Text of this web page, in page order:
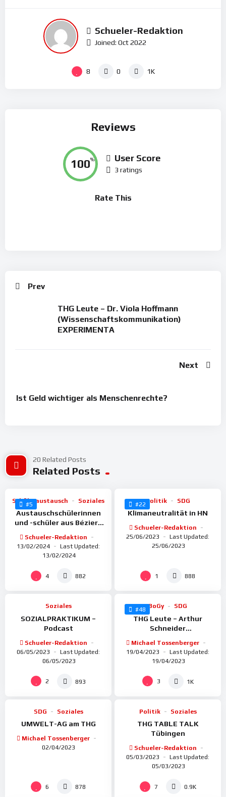
Schueler-Redaktion
Joined: Oct 2022
8 0 1K
Reviews
100% User Score
3 ratings
Rate This
Prev
THG Leute – Dr. Viola Hoffmann
(Wissenschaftskommunikation)
EXPERIMENTA
Next
Ist Geld wichtiger als Menschenrechte?
20 Related Posts
Related Posts
#5
Schüleraustausch Soziales
Austauschschülerinnen
und -schüler aus Béziers
Schueler-Redaktion
13/02/2024
Last Updated:
13/02/2024
4 882
#22Politik SDG
Klimaneutralität in HN
Schueler-Redaktion
25/06/2023
Last Updated:
25/06/2023
1 888
%
Soziales
SOZIALPRAKTIKUM –
Podcast
Schueler-Redaktion
06/05/2023
Last Updated:
06/05/2023
2 893
#48
%
BoGy SDG
THG Leute – Arthur
Schneider
BECHTLE AG
Michael Tossenberger
19/04/2023
Last Updated:
19/04/2023
3 1K
SDG Soziales
UMWELT-AG am THG
Michael Tossenberger
02/04/2023
6 878
Politik Soziales
THG TABLE TALK
Tübingen
Schueler-Redaktion
05/03/2023
Last Updated:
05/03/2023
7 0.9K
%